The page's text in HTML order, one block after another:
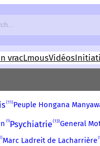
vracLmousVidéos
11 Peuple Hongana
1 Psychiatrie 13 General
Marc Ladreit de Lacharrière